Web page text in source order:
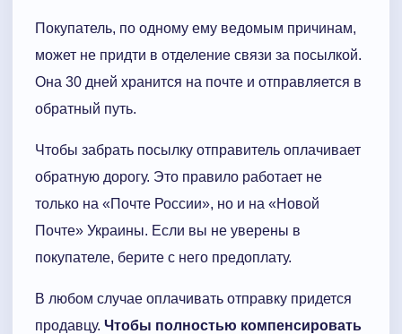
Покупатель, по одному ему ведомым причинам,
может не придти в отделение связи за посылкой.
Она 30 дней хранится на почте и отправляется в
обратный путь.
Чтобы забрать посылку отправитель оплачивает
обратную дорогу. Это правило работает не
только на «Почте России», но и на «Новой
Почте» Украины. Если вы не уверены в
покупателе, берите с него предоплату.
В любом случае оплачивать отправку придется
продавцу. Чтобы полностью компенсировать